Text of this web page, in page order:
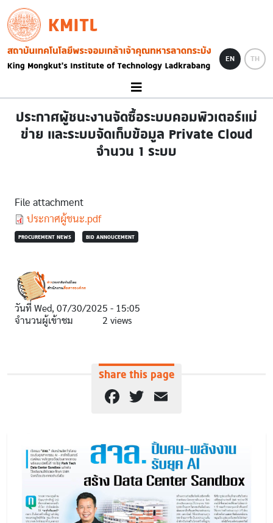
Skip to main content
KMITL
Image
EN TH
ประกาศผู้ชนะงานจัดซื้อระบบคอมพิวเตอร์แม่
ข่าย และระบบจัดเก็บข้อมูล Private Cloud
จำนวน 1 ระบบ
File attachment
Document
ประกาศผู้ชนะ.pdf
PROCUREMENT NEWS BID ANNOUCEMENT
วันที่ Wed, 07/30/2025 - 15:05
จำนวนผู้เข้าชม
2 views
Share this page
Facebook
Twitter